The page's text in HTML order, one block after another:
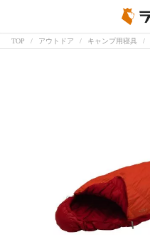
TOP アウトドア キャンプ用寝具